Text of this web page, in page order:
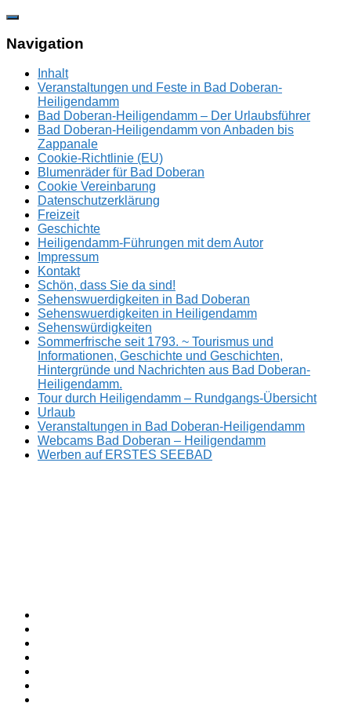
Zum
springen
Navigation
Inhalt
Veranstaltungen und Feste in Bad Doberan-
Heiligendamm
Bad Doberan-Heiligendamm – Der Urlaubsführer
Bad Doberan-Heiligendamm von Anbaden bis
Zappanale
Cookie-Richtlinie (EU)
Blumenräder für Bad Doberan
Cookie Vereinbarung
Datenschutzerklärung
Freizeit
Geschichte
Heiligendamm-Führungen mit dem Autor
Impressum
Kontakt
Schön, dass Sie da sind!
Sehenswuerdigkeiten in Bad Doberan
Sehenswuerdigkeiten in Heiligendamm
Sehenswürdigkeiten
Sommerfrische seit 1793. ~ Tourismus und
Informationen, Geschichte und Geschichten,
Hintergründe und Nachrichten aus Bad Doberan-
Heiligendamm.
Tour durch Heiligendamm – Rundgangs-Übersicht
Urlaub
Veranstaltungen in Bad Doberan-Heiligendamm
Webcams Bad Doberan – Heiligendamm
Werben auf ERSTES SEEBAD
ERSTES
SEEBAD
Sommerfrische
seit
1793.